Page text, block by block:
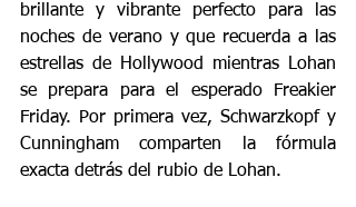
brillante y vibrante perfecto para las
noches de verano y que recuerda a las
estrellas de Hollywood mientras Lohan
se prepara para el esperado Freakier
Friday. Por primera vez, Schwarzkopf y
Cunningham comparten la fórmula
exacta detrás del rubio de Lohan.